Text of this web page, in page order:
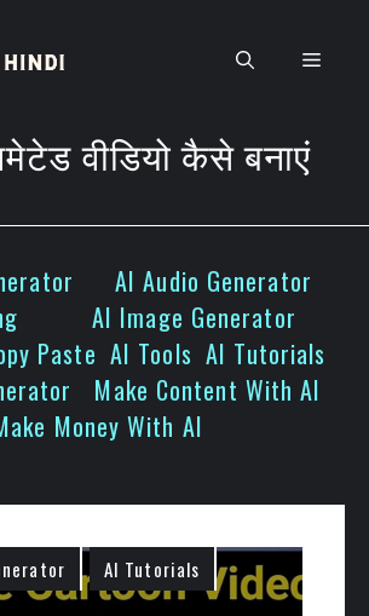
Menu
वीडियो कैसे बनाएं
AI Audio Generator
AI Image Generator
Paste AI Tools AI Tutorials
Make Content With AI
Money With AI
AI Tutorials